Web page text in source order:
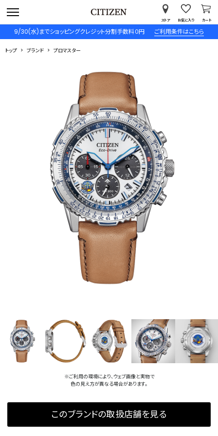
9/30(水)までショッピングクレジット分割手数料０円 ご利用条件はこちら
ストア お気に入り カート
トップ ブランド プロマスター
※ご利用の環境により、ウェブ画像と実物で
色の見え方が異なる場合があります。
このブランドの取扱店舗を見る